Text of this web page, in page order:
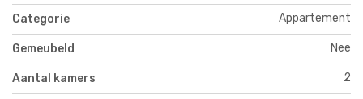
Categorie Appartement
Gemeubeld Nee
Aantal kamers 2